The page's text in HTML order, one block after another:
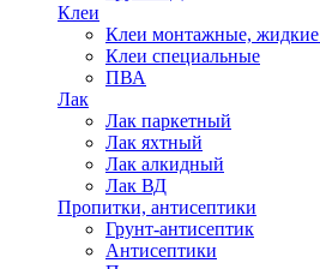
Клеи
Клеи монтажные, жидкие
Клеи специальные
ПВА
Лак
Лак паркетный
Лак яхтный
Лак алкидный
Лак ВД
Пропитки, антисептики
Грунт-антисептик
Антисептики